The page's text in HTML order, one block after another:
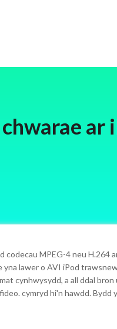
ar
MPEG-4 neu H.264
lawer o AVI iPod
cynhwysydd, a all ddal
cymryd hi'n hawdd. Bydd